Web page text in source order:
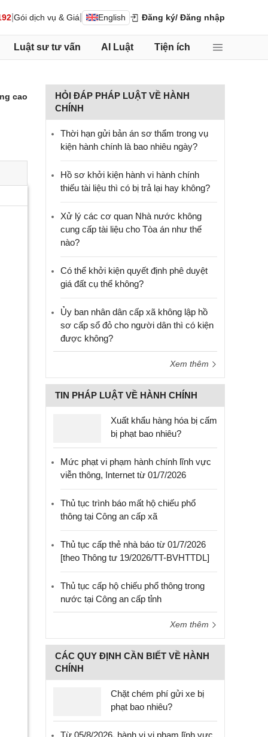
Gói dịch vụ & Giá English Đăng ký/ Đăng nhập
Luật sư tư vấn AI Luật Tiện ích
cao
HỎI ĐÁP PHÁP LUẬT VỀ HÀNH
CHÍNH
Thời hạn gửi bản án sơ thẩm trong vụ
kiện hành chính là bao nhiêu ngày?
Hồ sơ khởi kiện hành vi hành chính
thiếu tài liệu thì có bị trả lại hay không?
Xử lý các cơ quan Nhà nước không
cung cấp tài liệu cho Tòa án như thế
nào?
Có thể khởi kiện quyết định phê duyệt
giá đất cụ thể không?
Ủy ban nhân dân cấp xã không lập hồ
sơ cấp sổ đỏ cho người dân thì có kiện
được không?
Xem thêm
TIN PHÁP LUẬT VỀ HÀNH CHÍNH
Xuất khẩu hàng hóa bị cấm
bị phạt bao nhiêu?
Mức phạt vi phạm hành chính lĩnh vực
viễn thông, Internet từ 01/7/2026
Thủ tục trình báo mất hộ chiếu phổ
thông tại Công an cấp xã
Thủ tục cấp thẻ nhà báo từ 01/7/2026
[theo Thông tư 19/2026/TT-BVHTTDL]
Thủ tục cấp hộ chiếu phổ thông trong
nước tại Công an cấp tỉnh
Xem thêm
CÁC QUY ĐỊNH CẦN BIẾT VỀ HÀNH
CHÍNH
Chặt chém phí gửi xe bị
phạt bao nhiêu?
Từ 05/8/2026, hành vi vi phạm lĩnh vực